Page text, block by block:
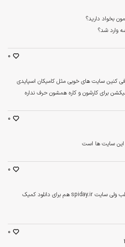
بخواد دارید؟
وارد شد؟
کنین سایت های خوبی مثل کامیکان اسپایدی
برای کارشون و کاره همشون حرف نداره
0
این سایت ها است
0
سلام ممنون بابت این مطلب ولی سایت spiday.ir هم برای دانلود کمیک
0
0